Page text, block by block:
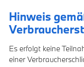
Hinweis
Es erfolgt keine
einer